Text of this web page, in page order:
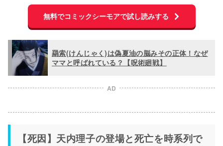
無料でコミックシーモアで試し読みする
羂索(けんじゃく)は偽夏油の脳みその正体！なぜ
ママと呼ばれている？【呪術廻戦】
AD
【死因】天内理子の登場と死亡を時系列で